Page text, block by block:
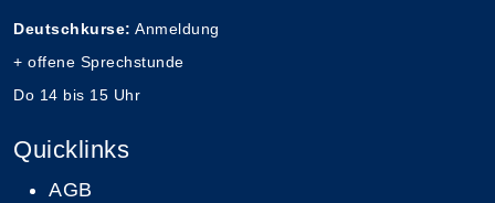
Deutschkurse: Anmeldung
+ offene Sprechstunde
Do 14 bis 15 Uhr
Quicklinks
AGB